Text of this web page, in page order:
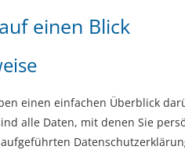
einen Blick
einen einfachen Überblick
alle Daten, mit denen Sie